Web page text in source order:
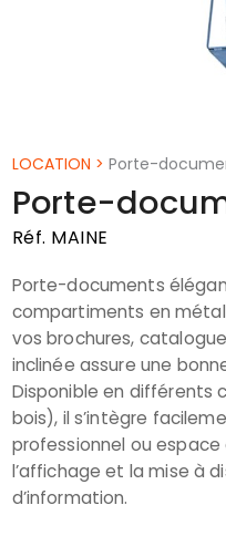
LOCATION > Porte-
Porte-
Réf. MAINE
Porte-documents
compartiments en
vos brochures,
inclinée assure une
Disponible en différents
bois), il s’intègre
professionnel ou espace
l’affichage et la mise à
d’information.